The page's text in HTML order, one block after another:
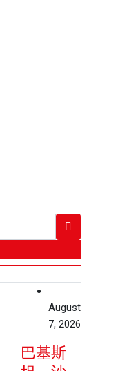
August
7, 2026
巴基斯